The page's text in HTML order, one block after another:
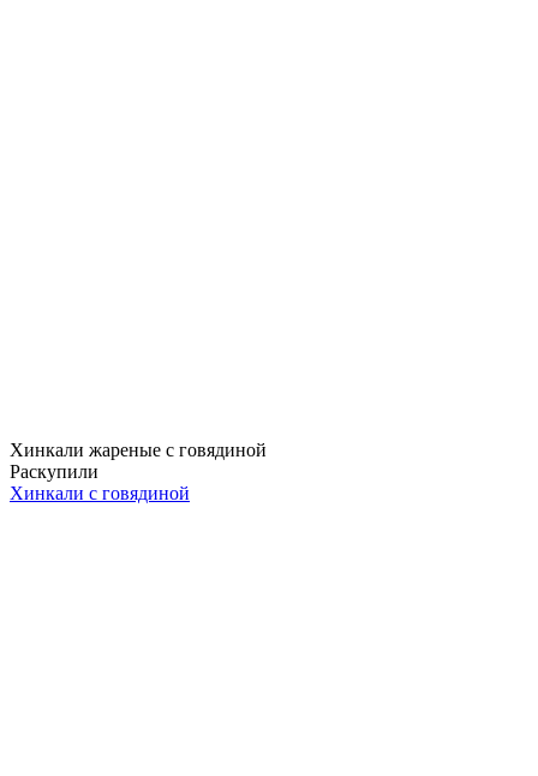
Хинкали жареные с говядиной
Раскупили
Хинкали с говядиной